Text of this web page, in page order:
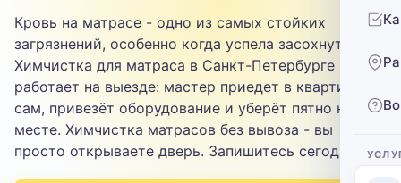
Выберите загрязнение…
ТЕЛЕФОН
Отправить
Кровь на матрасе - одно из самых стойких
загрязнений, особенно когда успела засохнуть.
Химчистка для матраса в Санкт-Петербурге
работает на выезде: мастер приедет в квартиру
сам, привезёт оборудование и уберёт пятно на
месте. Химчистка матрасов без вывоза - вы
просто открываете дверь. Запишитесь сегодня.